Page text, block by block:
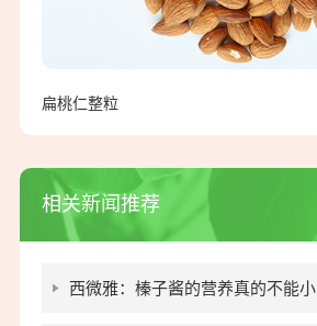
扁桃仁整粒
相关新闻推荐
西微雅：榛子酱的营养真的不能小